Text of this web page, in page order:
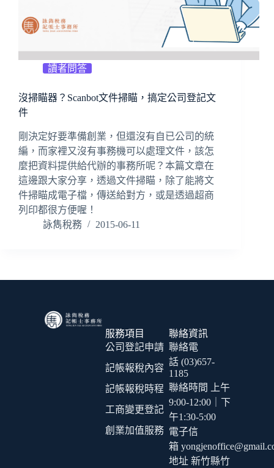
讀者問答
沒掃瞄器？Scanbot文件掃瞄，搞定公司登記文
件
剛決定好要準備創業，但還沒有自已公司的統
編，而家裡又沒有事務機可以處理文件，該怎
麼把資料提供給代辦的事務所呢？本篇文章在
這邊跟大家分享，透過文件掃瞄，除了能將文
件掃瞄成電子檔，傳送給對方，或是透過超商
列印都很方便喔！
詠雋稅務
2015-06-11
服務項目
公司登記申請
記帳報稅內容
記帳報稅時程
工商變更登記
創業加值服務
聯絡資訊
聯絡電
話 (03)657-
1185
聯絡時間 上午
9:00-12:00｜下
午1:30-5:00
電子信
箱
地址 新竹縣竹